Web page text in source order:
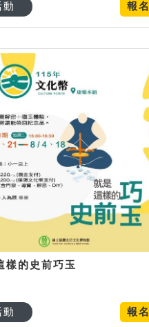
報名
動
樣的史前巧玉
報名
動